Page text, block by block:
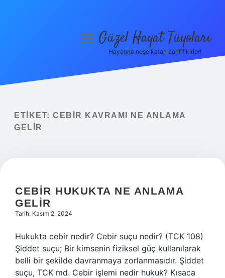
Yasal Uyarı
menüyüGüzel Hayat Tüyoları
Hayatına neşe katan zarif fikirler!
ETIKET: CEBIR KAVRAMI NE ANLAMA
GELIR
CEBIR HUKUKTA NE ANLAMA
GELIR
Tarih: Kasım 2, 2024
Hukukta cebir nedir? Cebir suçu nedir? (TCK 108)
Şiddet suçu; Bir kimsenin fiziksel güç kullanılarak
belli bir şekilde davranmaya zorlanmasıdır. Şiddet
suçu, TCK md. Cebir işlemi nedir hukuk? Kısaca